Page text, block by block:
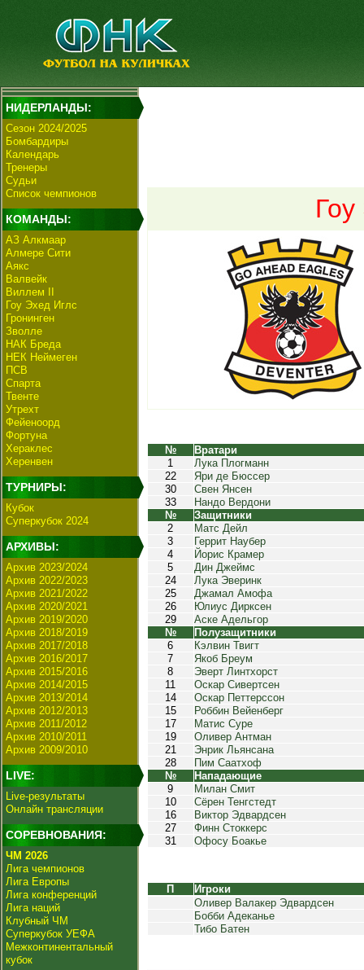
НИДЕРЛАНДЫ:
Сезон 2024/2025
Бомбардиры
Календарь
Тренеры
Судьи
Список чемпионов
КОМАНДЫ:
АЗ Алкмаар
Алмере Сити
Аякс
Валвейк
Виллем II
Гоу Эхед Иглс
Гронинген
Зволле
НАК Бреда
НЕК Неймеген
ПСВ
Спарта
Твенте
Утрехт
Фейеноорд
Фортуна
Хераклес
Херенвен
ТУРНИРЫ:
Кубок
Суперкубок 2024
АРХИВЫ:
Архив 2023/2024
Архив 2022/2023
Архив 2021/2022
Архив 2020/2021
Архив 2019/2020
Архив 2018/2019
Архив 2017/2018
Архив 2016/2017
Архив 2015/2016
Архив 2014/2015
Архив 2013/2014
Архив 2012/2013
Архив 2011/2012
Архив 2010/2011
Архив 2009/2010
LIVE:
Live-результаты
Онлайн трансляции
СОРЕВНОВАНИЯ:
ЧМ 2026
Лига чемпионов
Лига Европы
Лига конференций
Лига наций
Клубный ЧМ
Суперкубок УЕФА
Межконтинентальный
кубок
№
Вратари
1
Лука Плогманн
22
Яри де Бюссер
30
Свен Янсен
33
Нандо Вердони
№
Защитники
2
Матс Дейл
3
Геррит Наубер
4
Йорис Крамер
5
Дин Джеймс
24
Лука Эверинк
25
Джамал Амофа
26
Юлиус Дирксен
29
Аске Адельгор
№
Полузащитники
6
Кэлвин Твигт
7
Якоб Бреум
8
Эверт Линтхорст
11
Оскар Сивертсен
14
Оскар Петтерссон
15
Роббин Вейенберг
17
Матис Суре
19
Оливер Антман
21
Энрик Льянсана
28
Пим Саатхоф
№
Нападающие
9
Милан Смит
10
Сёрен Тенгстедт
16
Виктор Эдвардсен
27
Финн Стоккерс
31
Офосу Боакье
П
Игроки
Оливер Валакер Эдвардсен
Бобби Адеканье
Тибо Батен